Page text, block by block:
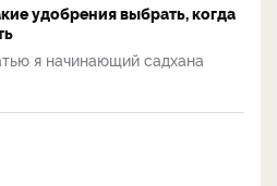
удобрения выбрать, когда
я начинающий садхана